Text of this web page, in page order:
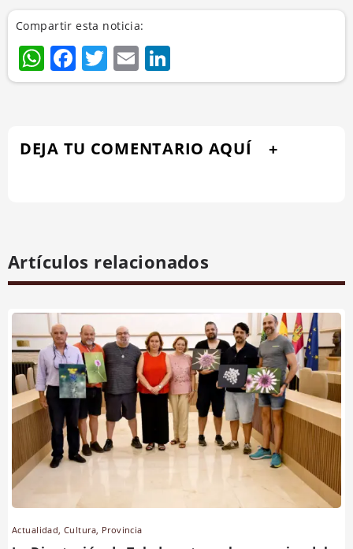
Compartir esta noticia:
WhatsApp
Facebook
Twitter
Email
DEJA TU COMENTARIO AQUÍ
Artículos relacionados
Actualidad,Cultura, Provincia